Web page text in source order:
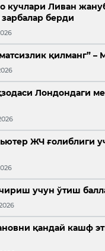
кучлари Ливан
зарбалар берди
қилманг” –
Лондондаги
ЖЧ ғолиблиги
учун ўтиш
қандай кашф